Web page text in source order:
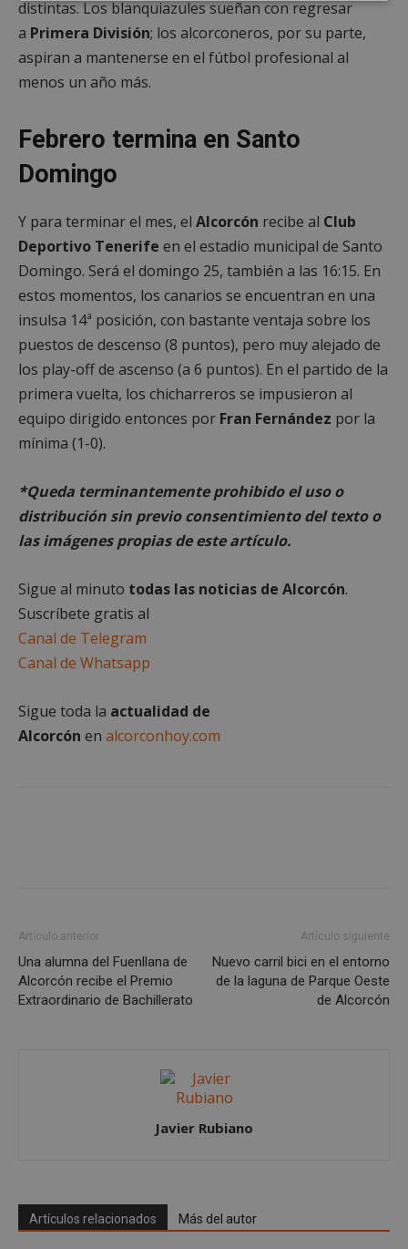
distintas. Los blanquiazules sueñan con regresar
a Primera División; los alcorconeros, por su parte,
aspiran a mantenerse en el fútbol profesional al
menos un año más.
Febrero termina en Santo
Domingo
Y para terminar el mes, el Alcorcón recibe al Club
Deportivo Tenerife en el estadio municipal de Santo
Domingo. Será el domingo 25, también a las 16:15. En
estos momentos, los canarios se encuentran en una
insulsa 14ª posición, con bastante ventaja sobre los
puestos de descenso (8 puntos), pero muy alejado de
los play-off de ascenso (a 6 puntos). En el partido de la
primera vuelta, los chicharreros se impusieron al
equipo dirigido entonces por Fran Fernández por la
mínima (1-0).
*Queda terminantemente prohibido el uso o
distribución sin previo consentimiento del texto o
las imágenes propias de este artículo.
Sigue al minuto todas las noticias de Alcorcón.
Suscríbete gratis al
Canal de Telegram
Canal de Whatsapp
Sigue toda la actualidad de
Alcorcón en alcorconhoy.com
Artículo anterior
Una alumna del Fuenllana de
Alcorcón recibe el Premio
Extraordinario de Bachillerato
Artículo siguiente
Nuevo carril bici en el entorno
de la laguna de Parque Oeste
de Alcorcón
Javier Rubiano
Artículos relacionados Más del autor
estrictamente
necesarias
rendimiento
Cookies estrictamente necesarias
Cookies de rendimiento
Cookies de preferencias
Cookies de funcionalidad
Cookies no clasificadas
Las cookies estrictamente necesarias permiten la
El sitio web no se puede utilizar correctamente sin
las cookies estrictamente necesarias.
Nombre
Proveedor
alcorconhoy.com
Inc.
embed.bsky.app